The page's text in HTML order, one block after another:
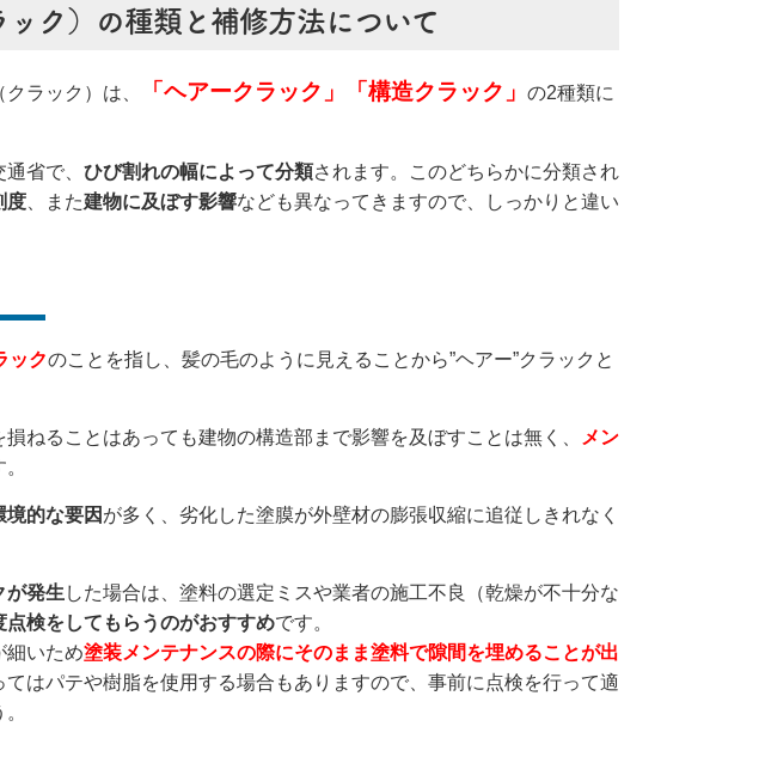
ク）の種類と補修方法について
ラック）は、 「ヘアークラック」「構造クラック」 の2種類に
省で、 ひび割れの幅によって分類されます。このどちらかに分類され
度 、また建物に及ぼす影響なども異なってきますので、しっかりと違い
ックのことを指し、髪の毛のように見えることから”ヘアー”クラックと
ねることはあっても建物の構造部まで影響を及ぼすことは無く、
メン
境的な要因 が多く、劣化した塗膜が外壁材の膨張収縮に追従しきれなく
が発生 した場合は、塗料の選定ミスや業者の施工不良（乾燥が不十分な
点検をしてもらうのがおすすめです。
細いため塗装メンテナンスの際にそのまま塗料で隙間を埋めることが出
はパテや樹脂を使用する場合もありますので、事前に点検を行って適